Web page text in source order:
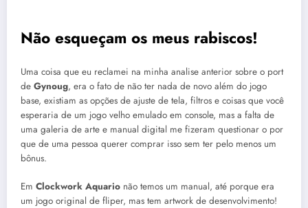
Não esqueçam os meus rabiscos!
Uma coisa que eu reclamei na minha analise anterior sobre o port
de Gynoug, era o fato de não ter nada de novo além do jogo
base, existiam as opções de ajuste de tela, filtros e coisas que você
esperaria de um jogo velho emulado em console, mas a falta de
uma galeria de arte e manual digital me fizeram questionar o por
que de uma pessoa querer comprar isso sem ter pelo menos um
bônus.
Em Clockwork Aquario não temos um manual, até porque era
um jogo original de fliper, mas tem artwork de desenvolvimento!